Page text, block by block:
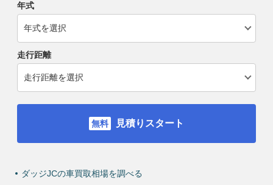
年式
走行距離
見積りスタート
ダッジJCの車買取相場を調べる